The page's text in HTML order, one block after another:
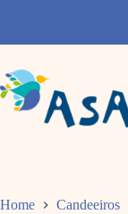
Home Candeeiros